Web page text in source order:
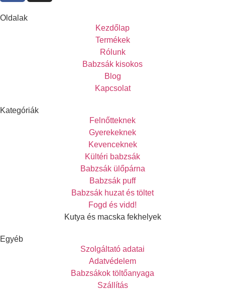
Oldalak
Kezdőlap
Termékek
Rólunk
Babzsák kisokos
Blog
Kapcsolat
Kategóriák
Felnőtteknek
Gyerekeknek
Kevenceknek
Kültéri babzsák
Babzsák ülőpárna
Babzsák puff
Babzsák huzat és töltet
Fogd és vidd!
Kutya és macska fekhelyek
Egyéb
Szolgáltató adatai
Adatvédelem
Babzsákok töltőanyaga
Szállítás